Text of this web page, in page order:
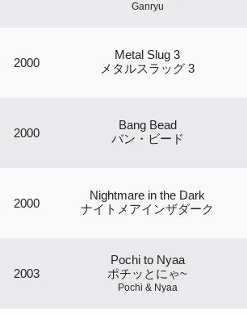
Ganryu
2000
Metal Slug 3
メタルスラッグ 3
2000
Bang Bead
バン・ビード
2000
Nightmare in the Dark
ナイトメアインザダーク
2003
Pochi to Nyaa
ポチッとにゃ~
Pochi & Nyaa